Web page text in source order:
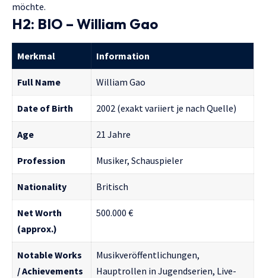
möchte.
H2: BIO – William Gao
Merkmal Information
Full Name William Gao
Date of Birth 2002 (exakt variiert je nach Quelle)
Age 21 Jahre
Profession Musiker, Schauspieler
Nationality Britisch
Net Worth
(approx.)
500.000 €
Notable Works
/ Achievements
Musikveröffentlichungen,
Hauptrollen in Jugendserien, Live-